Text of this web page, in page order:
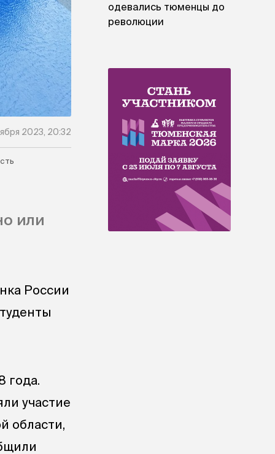
2023, 20:32
или
России
года.
участие
области,
одевались тюменцы до
революции